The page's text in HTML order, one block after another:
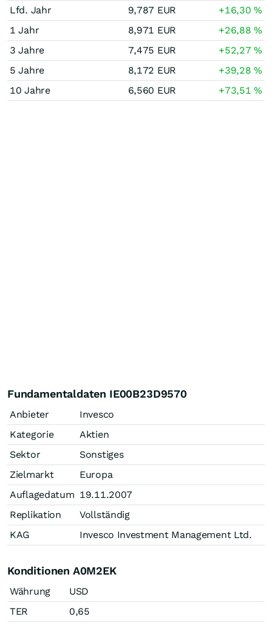
Lfd. Jahr 9,787 EUR +16,30%
1 Jahr
8,971 EUR +26,88%
3 Jahre
7,475 EUR +52,27%
5 Jahre
8,172 EUR +39,28%
10 Jahre
6,560 EUR +73,51%
Fundamentaldaten IE00B23D9570
Anbieter
Invesco
Kategorie
Aktien
Sektor
Sonstiges
Zielmarkt
Europa
Auflagedatum 19.11.2007
Replikation
Vollständig
KAG
Invesco Investment Management Ltd.
Konditionen A0M2EK
Währung
USD
TER
0,65